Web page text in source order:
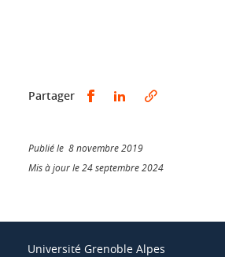
Partager Partager sur Facebook
Partager sur
Publié le 8 novembre 2019
Mis à jour le 24 septembre 2024
Université Grenoble Alpes